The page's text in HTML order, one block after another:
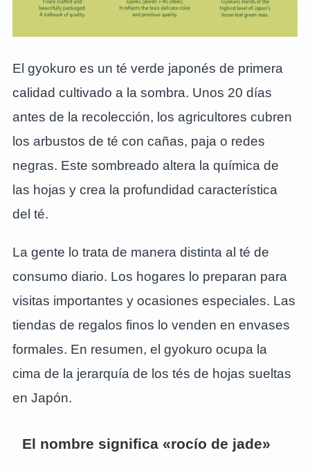
El gyokuro es un té verde japonés de primera
calidad cultivado a la sombra. Unos 20 días
antes de la recolección, los agricultores cubren
los arbustos de té con cañas, paja o redes
negras. Este sombreado altera la química de
las hojas y crea la profundidad característica
del té.
La gente lo trata de manera distinta al té de
consumo diario. Los hogares lo preparan para
visitas importantes y ocasiones especiales. Las
tiendas de regalos finos lo venden en envases
formales. En resumen, el gyokuro ocupa la
cima de la jerarquía de los tés de hojas sueltas
en Japón.
El nombre significa «rocío de jade»